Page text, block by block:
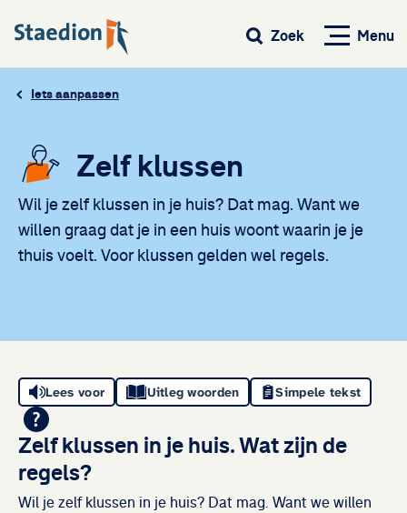
Menu
Zoek
Iets aanpassen
Zelf klussen
Wil je zelf klussen in je huis? Dat mag. Want we
willen graag dat je in een huis woont waarin je je
thuis voelt. Voor klussen gelden wel regels.
Lees voor Uitleg woorden Simpele tekst
Zelf klussen in je huis. Wat zijn de
regels?
Wil je zelf klussen in je huis? Dat mag. Want we willen